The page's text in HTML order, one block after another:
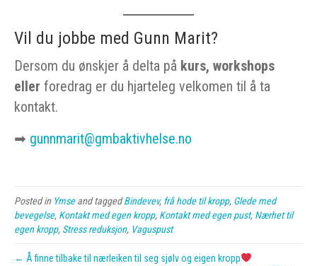
Vil du jobbe med Gunn Marit?
Dersom du ønskjer å delta på kurs, workshops
eller foredrag er du hjarteleg velkomen til å ta
kontakt.
➡ gunnmarit@gmbaktivhelse.no
Posted in Ymseand taggedBindevev, frå hode til kropp, Glede med
bevegelse, Kontakt med egen kropp, Kontakt med egen pust, Nærhet til
egen kropp, Stress reduksjon, Vaguspust
← Å finne tilbake til nærleiken til seg sjølv og eigen kropp